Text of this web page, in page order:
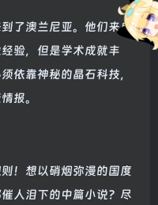
了澳兰尼亚。他们来自
验，但是学术成就丰
依靠神秘的晶石科技，
报。
！想以硝烟弥漫的国度
人泪下的中篇小说？尽